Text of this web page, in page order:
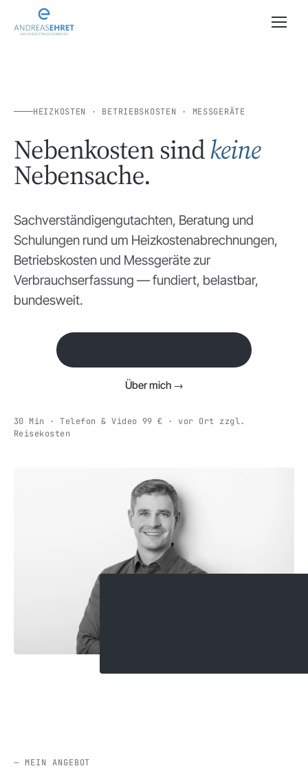
Zum Inhalt springen
HEIZKOSTEN · BETRIEBSKOSTEN · MESSGERÄTE
Nebenkosten sindkeine
Nebensache.
Sachverständigengutachten, Beratung und
Schulungen rund um Heizkostenabrechnungen,
Betriebskosten und Messgeräte zur
Verbrauchserfassung — fundiert, belastbar,
bundesweit.
Über mich →
30 Min · Telefon & Video 99 € · vor Ort zzgl.
Reisekosten
— MEIN ANGEBOT